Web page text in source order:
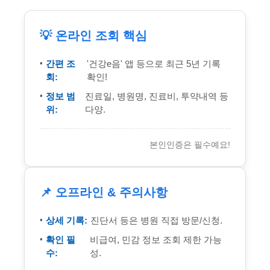
💡 온라인 조회 핵심
간편 조
회:
'건강e음' 앱 등으로 최근 5년 기록
확인!
정보 범
위:
진료일, 병원명, 진료비, 투약내역 등
다양.
본인인증은 필수예요!
📌 오프라인 & 주의사항
상세 기록: 진단서 등은 병원 직접 방문/신청.
확인 필
수:
비급여, 민감 정보 조회 제한 가능
성.